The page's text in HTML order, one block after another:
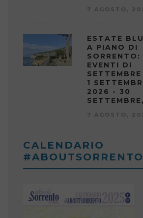
7 AGOSTO,
ESTATE
A PIANO DI
SORRENTO:
EVENTI DI
SETTEMBRE
1
2026 - 30
7 AGOSTO,
CALENDARIO
#ABOUTSORRENTO